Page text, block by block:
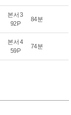
본서 3
92P
84분
본서 4
59P
74분